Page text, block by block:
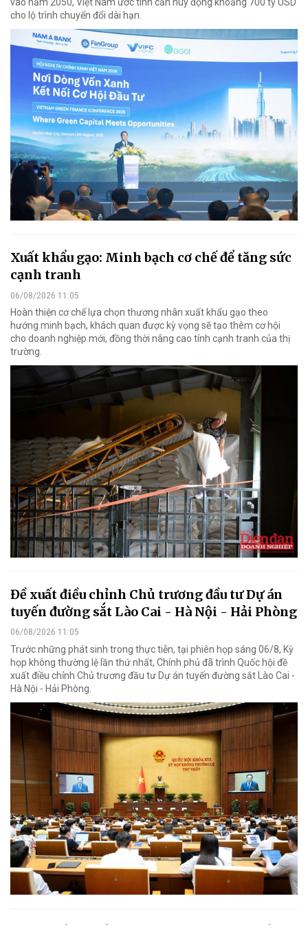
cho lộ trình chuyển đổi dài hạn.
Xuất khẩu gạo: Minh bạch cơ chế để tăng sức
cạnh tranh
06/08/2026 11:05
Hoàn thiện cơ chế lựa chọn thương nhân xuất khẩu gạo theo
hướng minh bạch, khách quan được kỳ vọng sẽ tạo thêm cơ hội
cho doanh nghiệp mới, đồng thời nâng cao tính cạnh tranh của thị
trường.
Đề xuất điều chỉnh Chủ trương đầu tư Dự án
tuyến đường sắt Lào Cai - Hà Nội - Hải Phòng
06/08/2026 11:05
Trước những phát sinh trong thực tiễn, tại phiên họp sáng 06/8, Kỳ
họp không thường lệ lần thứ nhất, Chính phủ đã trình Quốc hội đề
xuất điều chỉnh Chủ trương đầu tư Dự án tuyến đường sắt Lào Cai -
Hà Nội - Hải Phòng.